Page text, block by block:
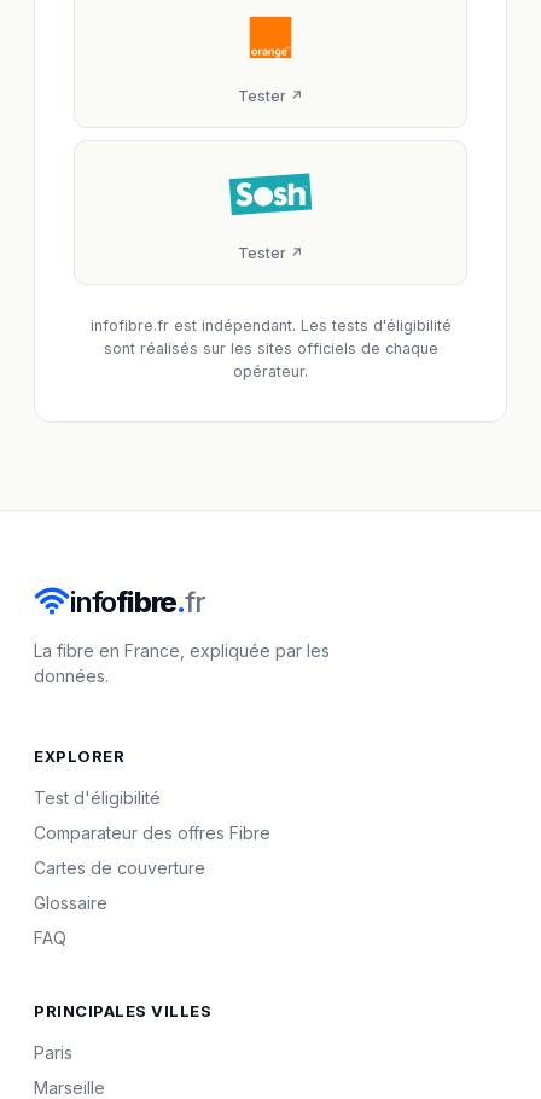
Tester ↗
Tester ↗
infofibre.fr est indépendant. Les tests d'éligibilité
sont réalisés sur les sites officiels de chaque
opérateur.
infofibre.fr
La fibre en France, expliquée par les
données.
EXPLORER
Test d'éligibilité
Comparateur des offres Fibre
Cartes de couverture
Glossaire
FAQ
PRINCIPALES VILLES
Paris
Marseille